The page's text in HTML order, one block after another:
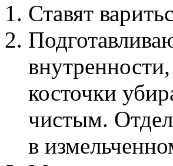
Ставят
косточки
чистым.
в